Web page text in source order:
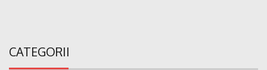
CATEGORII